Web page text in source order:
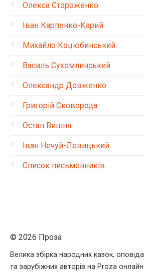
Олекса Стороженко
Іван Карпенко-Карий
Михайло Коцюбинський
Василь Сухомлинський
Олександр Довженко
Григорій Сковорода
Остап Вишня
Іван Нечуй-Левицький
Список письменників
© 2026 Проза
Велика збірка народних казок,
та зарубіжних авторів на Proza онлайн